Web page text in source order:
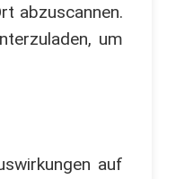
abzuscannen.
um
auf